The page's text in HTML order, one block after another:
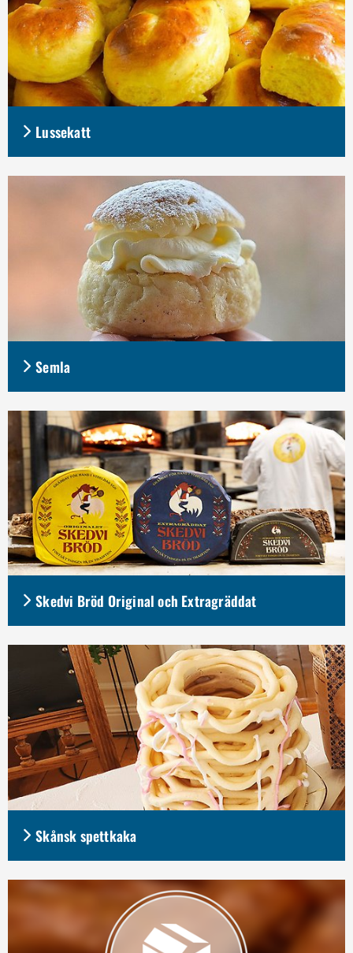
Lussekatt
Semla
Skedvi Bröd Original och Extragräddat
Skånsk spettkaka